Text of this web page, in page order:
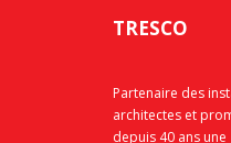
TRESCO
Partenaire des
architectes et
depuis 40 ans